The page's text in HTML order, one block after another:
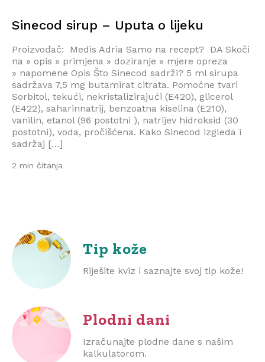
Sinecod sirup – Uputa o lijeku
Proizvođač: Medis Adria Samo na recept? DA Skoči
na » opis » primjena » doziranje » mjere opreza
» napomene Opis Što Sinecod sadrži? 5 ml sirupa
sadržava 7,5 mg butamirat citrata. Pomoćne tvari
Sorbitol, tekući, nekristalizirajući (E420), glicerol
(E422), saharinnatrij, benzoatna kiselina (E210),
vanilin, etanol (96 postotni ), natrijev hidroksid (30
postotni), voda, pročišćena. Kako Sinecod izgleda i
sadržaj […]
2 min čitanja
Tip kože
Riješite kviz i saznajte svoj tip kože!
Plodni dani
Izračunajte plodne dane s našim
kalkulatorom.